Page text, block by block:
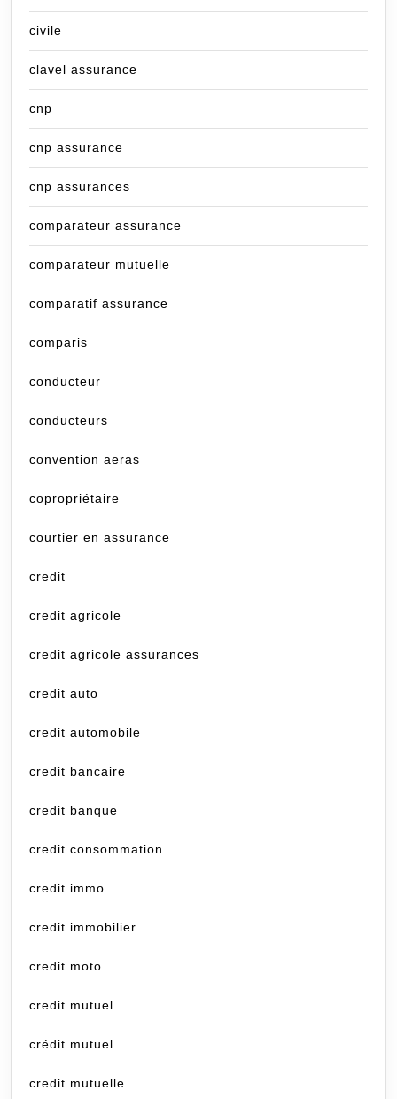
civile
clavel assurance
cnp
cnp assurance
cnp assurances
comparateur assurance
comparateur mutuelle
comparatif assurance
comparis
conducteur
conducteurs
convention aeras
copropriétaire
courtier en assurance
credit
credit agricole
credit agricole assurances
credit auto
credit automobile
credit bancaire
credit banque
credit consommation
credit immo
credit immobilier
credit moto
credit mutuel
crédit mutuel
credit mutuelle